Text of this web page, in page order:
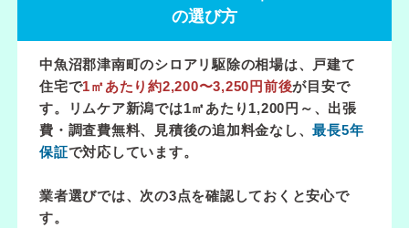
の選び方
中魚沼郡津南町のシロアリ駆除の相場は、戸建て
住宅で1㎡あたり約2,200〜3,250円前後が目安で
す。リムケア新潟では1㎡あたり1,200円～ 、出張
費・調査費無料、見積後の追加料金なし、最長5年
保証で対応しています。
業者選びでは、次の3点を確認しておくと安心で
す。